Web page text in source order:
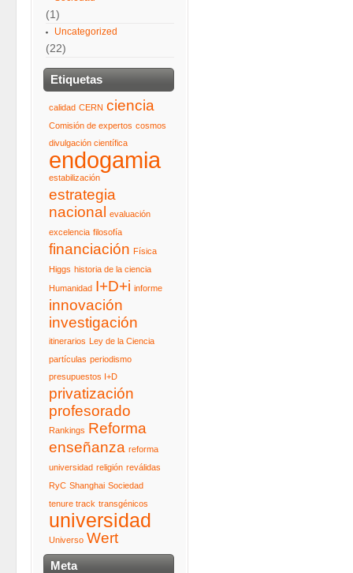
(1)
Uncategorized
(22)
Etiquetas
calidad CERN ciencia
Comisión de expertos cosmos
divulgación científica
endogamia
estabilización
estrategia
nacional
evaluación
excelencia filosofía
financiación Física
Higgs historia de la ciencia
Humanidad I+D+i informe
innovación
investigación
itinerarios Ley de la Ciencia
partículas periodismo
presupuestos I+D
privatización
profesorado
Rankings Reforma
enseñanza reforma
universidad religión reválidas
RyC Shanghai Sociedad
tenure track transgénicos
universidad
Universo Wert
Meta